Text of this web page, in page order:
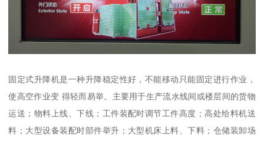
固定式升降机是一种升降稳定性好，不能移动只能固定进行作业，
使高空作业变 得轻而易举。主要用于生产流水线间或楼层间的货物
运送；物料上线、下线；工件装配时调节工件高度；高处给料机送
料；大型设备装配时部件举升；大型机床上料、下料；仓储装卸场